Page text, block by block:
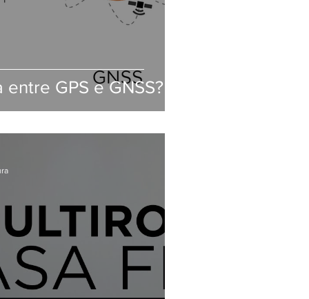
GPS e GNSS?